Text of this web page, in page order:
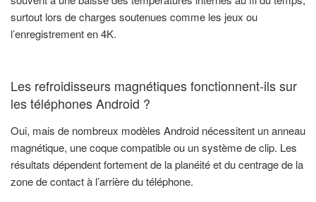
surtout lors de charges soutenues comme les jeux ou
l’enregistrement en 4K.
Les refroidisseurs magnétiques fonctionnent-ils sur
les téléphones Android ?
Oui, mais de nombreux modèles Android nécessitent un anneau
magnétique, une coque compatible ou un système de clip. Les
résultats dépendent fortement de la planéité et du centrage de la
zone de contact à l’arrière du téléphone.